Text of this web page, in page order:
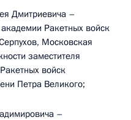
Дмитриевича –
Ракетных войск
Московская
заместителя
войск
Петра Великого;
–